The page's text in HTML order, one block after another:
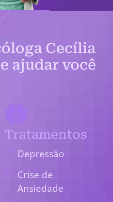
Cecília
ajudar você
Tratamentos
Depressão
Crise de
Ansiedade